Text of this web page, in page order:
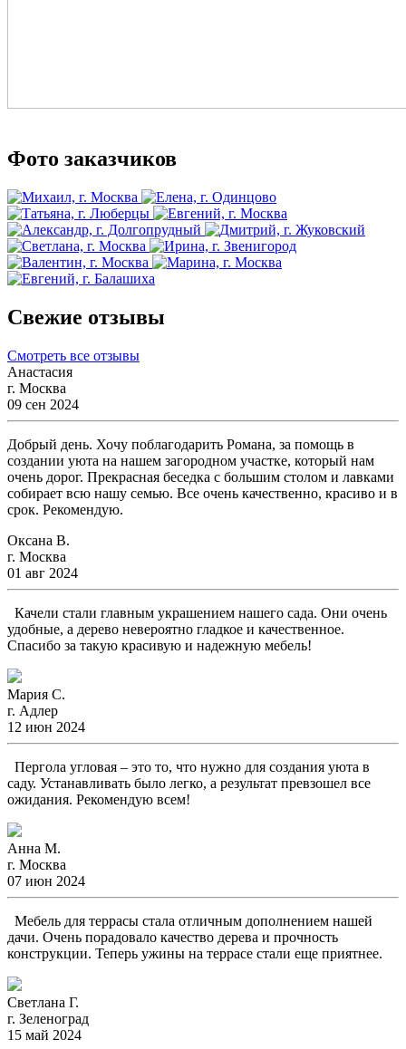
Фото заказчиков
Свежие отзывы
Смотреть все отзывы
Анастасия
г. Москва
09 сен 2024
Добрый день. Хочу поблагодарить Романа, за помощь в
создании уюта на нашем загородном участке, который нам
очень дорог. Прекрасная беседка с большим столом и лавками
собирает всю нашу семью. Все очень качественно, красиво и в
срок. Рекомендую.
Оксана В.
г. Москва
01 авг 2024
Качели стали главным украшением нашего сада. Они очень
удобные, а дерево невероятно гладкое и качественное.
Спасибо за такую красивую и надежную мебель!
Мария С.
г. Адлер
12 июн 2024
Пергола угловая – это то, что нужно для создания уюта в
саду. Устанавливать было легко, а результат превзошел все
ожидания. Рекомендую всем!
Анна М.
г. Москва
07 июн 2024
Мебель для террасы стала отличным дополнением нашей
дачи. Очень порадовало качество дерева и прочность
конструкции. Теперь ужины на террасе стали еще приятнее.
Светлана Г.
г. Зеленоград
15 май 2024